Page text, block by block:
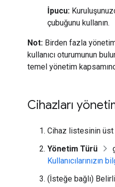
İpucu:
çubuğunu kullanın.
Not: Birden fazla
kullanıcı oturumunun
temel yönetim
Cihazları
Cihaz listesinin üst
Yönetim Türü
Kullanıcılarınızın
(İsteğe bağlı)